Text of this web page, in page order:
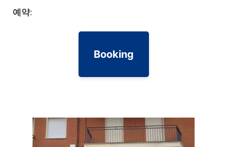
예약:
Booking